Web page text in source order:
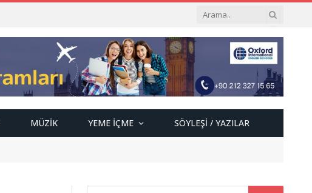
MÜZIK YEME İÇME SÖYLEŞI / YAZILAR